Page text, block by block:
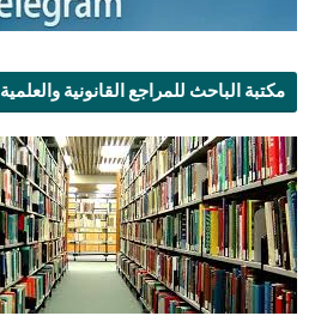
مكتبة الباحث للمراجع القانونية والعلمية